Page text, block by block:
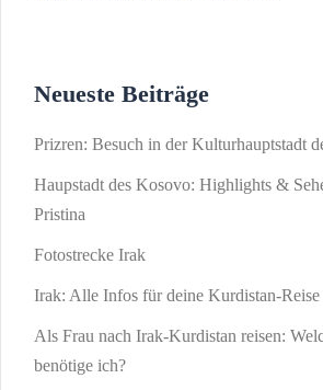
Neueste Beiträge
Prizren: Besuch in der Kulturhauptstadt
Haupstadt des Kosovo: Highlights &
Pristina
Fotostrecke Irak
Irak: Alle Infos für deine Kurdistan-Reise
Als Frau nach Irak-Kurdistan reisen:
benötige ich?